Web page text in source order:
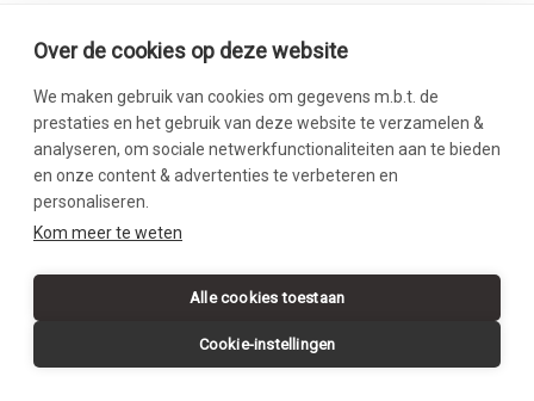
Over de cookies op deze website
We maken gebruik van cookies om gegevens m.b.t. de
prestaties en het gebruik van deze website te verzamelen &
analyseren, om sociale netwerkfunctionaliteiten aan te bieden
en onze content & advertenties te verbeteren en
personaliseren.
Kom meer te weten
Alle cookies toestaan
Cookie-instellingen
SWIPE DOWN